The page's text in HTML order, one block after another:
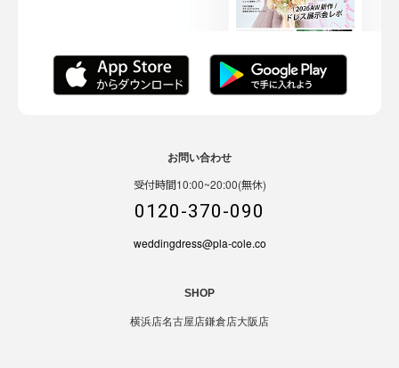
お問い合わせ
受付時間10:00~20:00(無休)
0120-370-090
weddingdress@pla-cole.co
SHOP
横浜店名古屋店鎌倉店大阪店